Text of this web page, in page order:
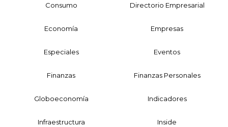
Consumo Directorio Empresarial
Economía Empresas
Especiales Eventos
Finanzas Finanzas Personales
Globoeconomía Indicadores
Infraestructura Inside